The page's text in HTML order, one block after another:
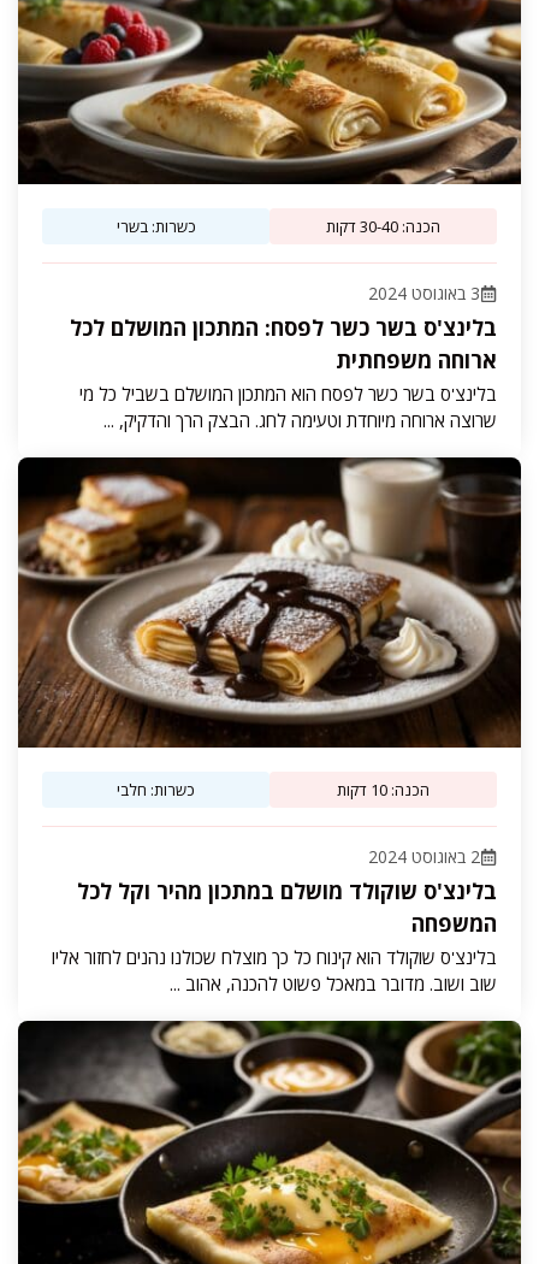
הכנה: 30-40 דקות כשרות: בשרי
3 באוגוסט 2024
בלינצ'ס בשר כשר לפסח: המתכון המושלם לכל
ארוחה משפחתית
בלינצ'ס בשר כשר לפסח הוא המתכון המושלם בשביל כל מי
שרוצה ארוחה מיוחדת וטעימה לחג. הבצק הרך והדקיק, ...
הכנה: 10 דקות כשרות: חלבי
2 באוגוסט 2024
בלינצ'ס שוקולד מושלם במתכון מהיר וקל לכל
המשפחה
בלינצ'ס שוקולד הוא קינוח כל כך מוצלח שכולנו נהנים לחזור אליו
שוב ושוב. מדובר במאכל פשוט להכנה, אהוב ...